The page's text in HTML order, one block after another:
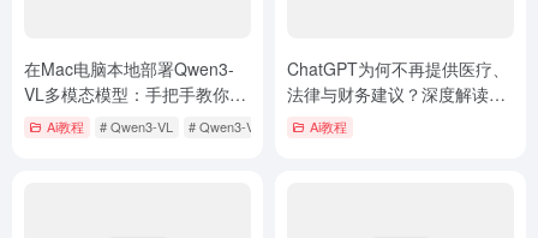
在Mac电脑本地部署Qwen3-
VL多模态模型：手把手教你打
造图片与视频反推神器
Ai教程 # Qwen3-VL # Qwen3-VL部署 # 本地部署Qwen3-VL
ChatGPT为何不再提供医疗、
法律与财务建议？深度解读
OpenAI新规背后的安全逻辑
Ai教程